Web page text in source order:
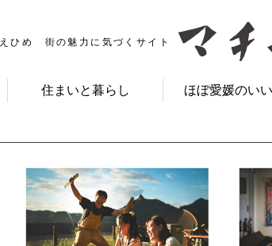
えひめ 街の魅力に気づくサイト
住まいと暮らし ほぼ愛媛のい